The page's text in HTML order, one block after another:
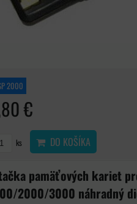
2000
€
ks DO KOŠÍKA
pamäťových kariet
2000/3000 náhradný